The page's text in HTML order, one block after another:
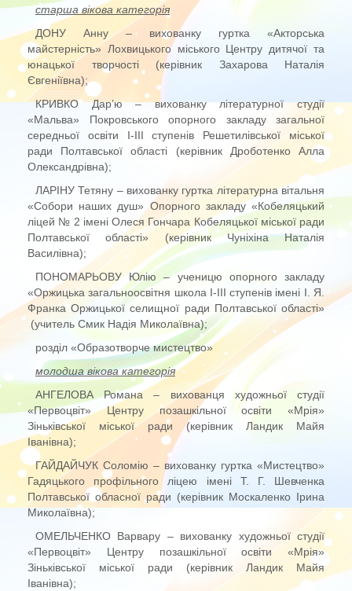
старша вікова категорія
ДОНУ Анну – вихованку гуртка «Акторська
майстерність» Лохвицького міського Центру дитячої та
юнацької творчості (керівник Захарова Наталія
Євгеніївна);
КРИВКО Дар’ю – вихованку літературної студії
«Мальва» Покровського опорного закладу загальної
середньої освіти І-ІІІ ступенів Решетилівської міської
ради Полтавської області (керівник Дроботенко Алла
Олександрівна);
ЛАРІНУ Тетяну – вихованку гуртка літературна вітальня
«Собори наших душ» Опорного закладу «Кобеляцький
ліцей № 2 імені Олеся Гончара Кобеляцької міської ради
Полтавської області» (керівник Чуніхіна Наталія
Василівна);
ПОНОМАРЬОВУ Юлію – ученицю опорного закладу
«Оржицька загальноосвітня школа І-ІІІ ступенів імені І. Я.
Франка Оржицької селищної ради Полтавської області»
(учитель Смик Надія Миколаївна);
розділ «Образотворче мистецтво»
молодша вікова категорія
АНГЕЛОВА Романа – вихованця художньої студії
«Первоцвіт» Центру позашкільної освіти «Мрія»
Зіньківської міської ради (керівник Ландик Майя
Іванівна);
ГАЙДАЙЧУК Соломію – вихованку гуртка «Мистецтво»
Гадяцького профільного ліцею імені Т. Г. Шевченка
Полтавської обласної ради (керівник Москаленко Ірина
Миколаївна);
ОМЕЛЬЧЕНКО Варвару – вихованку художньої студії
«Первоцвіт» Центру позашкільної освіти «Мрія»
Зіньківської міської ради (керівник Ландик Майя
Іванівна);